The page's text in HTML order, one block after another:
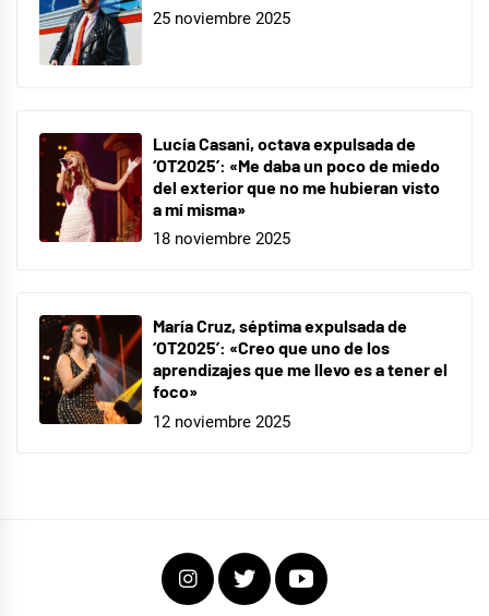
25 noviembre 2025
Lucía Casani, octava expulsada de
‘OT2025’: «Me daba un poco de miedo
del exterior que no me hubieran visto
a mí misma»
18 noviembre 2025
María Cruz, séptima expulsada de
‘OT2025’: «Creo que uno de los
aprendizajes que me llevo es a tener el
foco»
12 noviembre 2025
InstagramTwitterYoutube